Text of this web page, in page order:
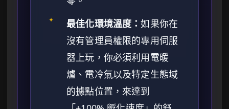
✦ 最佳化環境溫度：如果你在
沒有管理員權限的專用伺服
器上玩，你必須利用電暖
爐、電冷氣以及特定生態域
的據點位置，來達到